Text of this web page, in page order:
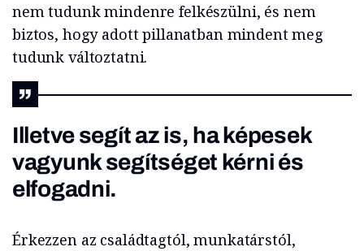
nem tudunk mindenre felkészülni, és nem
biztos, hogy adott pillanatban mindent meg
tudunk változtatni.
Illetve segít az is, ha képesek
vagyunk segítséget kérni és
elfogadni.
Érkezzen az családtagtól, munkatárstól,